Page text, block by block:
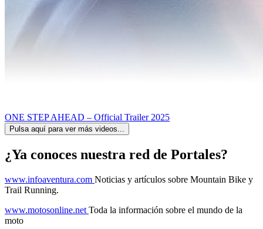
ONE STEP AHEAD – Official Trailer 2025
Pulsa aquí para ver más videos...
¿Ya conoces nuestra red de Portales?
www.infoaventura.com Noticias y artículos sobre Mountain Bike y
Trail Running.
www.motosonline.net Toda la información sobre el mundo de la
moto